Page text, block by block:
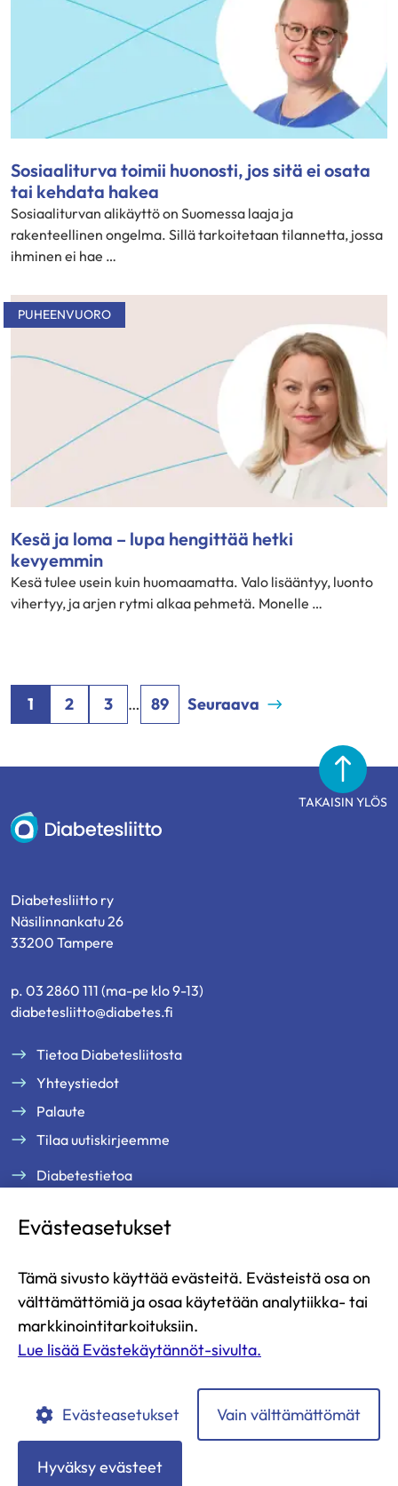
Sosiaaliturva toimii huonosti, jos sitä ei osata
tai kehdata hakea
Sosiaaliturvan alikäyttö on Suomessa laaja ja
rakenteellinen ongelma. Sillä tarkoitetaan tilannetta, jossa
ihminen ei hae …
PUHEENVUORO
Kesä ja loma – lupa hengittää hetki
kevyemmin
Kesä tulee usein kuin huomaamatta. Valo lisääntyy, luonto
vihertyy, ja arjen rytmi alkaa pehmetä. Monelle …
1 2 3 … 89 Seuraava
TAKAISIN YLÖS
Diabetesliitto
Diabetesliitto ry
Näsilinnankatu 26
33200 Tampere
p. 03 2860 111 (ma-pe klo 9-13)
diabetesliitto@diabetes.fi
Tietoa Diabetesliitosta
Yhteystiedot
Palaute
Tilaa uutiskirjeemme
Diabetestietoa
Jäsenille
Ajankohtaista
Yritysyhteistyö ja kumppanuus
Lahjoita
Evästeasetukset
Tämä sivusto käyttää evästeitä. Evästeistä osa on
välttämättömiä ja osaa käytetään analytiikka- tai
markkinointitarkoituksiin.
Lue lisää Evästekäytännöt-sivulta.
Evästeasetukset Vain välttämättömät
Hyväksy evästeet